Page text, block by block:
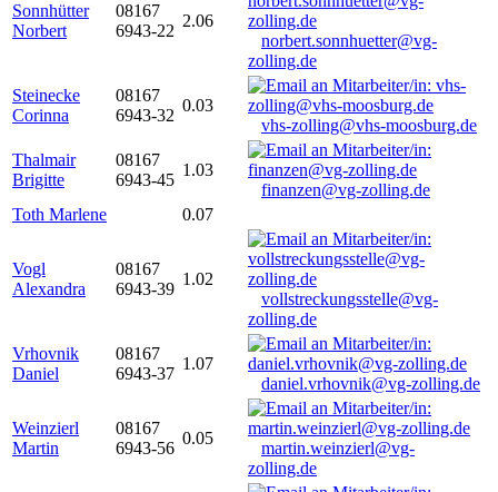
Sonnhütter
Norbert
08167
6943-22
2.06
norbert.sonnhuetter@vg-
zolling.de
Steinecke
Corinna
08167
6943-32
0.03
vhs-zolling@vhs-moosburg.de
Thalmair
Brigitte
08167
6943-45
1.03
finanzen@vg-zolling.de
Toth Marlene
0.07
Vogl
Alexandra
08167
6943-39
1.02
vollstreckungsstelle@vg-
zolling.de
Vrhovnik
Daniel
08167
6943-37
1.07
daniel.vrhovnik@vg-zolling.de
Weinzierl
Martin
08167
6943-56
0.05
martin.weinzierl@vg-
zolling.de